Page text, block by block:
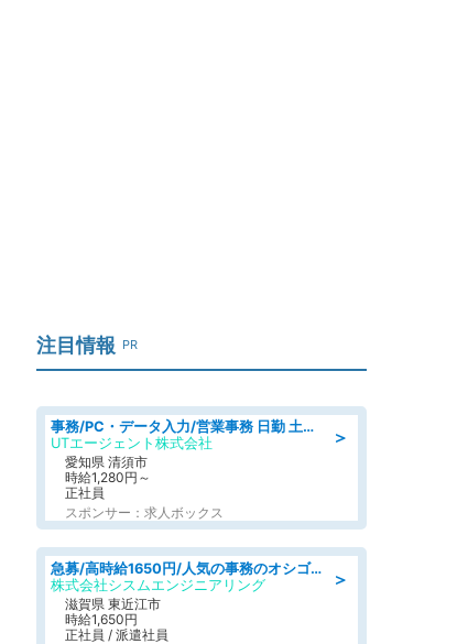
注目情報 PR
＞
事務/PC・データ入力/営業事務 日勤 土日休み 残業少なめ 車通勤OK 総合事務
UTエージェント株式会社
愛知県 清須市
時給1,280円～
正社員
スポンサー：求人ボックス
＞
急募/高時給1650円/人気の事務のオシゴト/各種社保完備/8時30分～の日勤/土日祝休み
株式会社シスムエンジニアリング
滋賀県 東近江市
時給1,650円
正社員 / 派遣社員